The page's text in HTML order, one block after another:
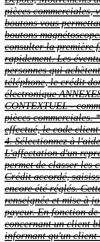
pièces commerciales,
boutons vous
boutons
consulter la première
rapidement. Les